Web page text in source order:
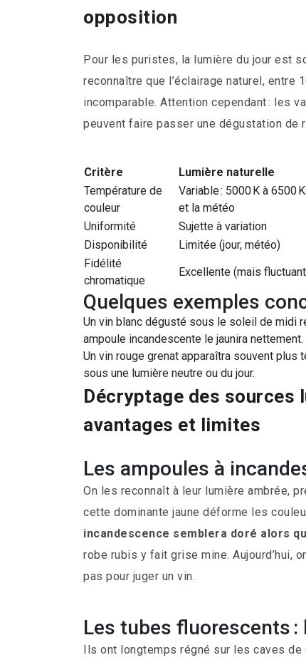
opposition
Pour les puristes, la lumière du jour est
reconnaître que l’éclairage naturel,
incomparable. Attention cependant : les
peuvent faire passer une dégustation de
Critère Lumière naturelle
Température de
couleur
Variable : 5000 K à 6500
et la météo
Uniformité
Sujette à variation
Disponibilité
Limitée (jour, météo)
Fidélité
chromatique
Excellente (mais
Quelques exemples
Un vin blanc dégusté sous le soleil de midi
ampoule incandescente le jaunira nettement.
Un vin rouge grenat apparaîtra souvent plus
sous une lumière neutre ou du jour.
Décryptage des
avantages et limites
Les ampoules à
On les reconnaît à leur lumière ambrée,
cette dominante jaune déforme les
incandescence semblera doré alors
robe rubis y fait grise mine. Aujourd’hui,
pas pour juger un vin.
Les tubes fluorescents
Ils ont longtemps régné sur les caves